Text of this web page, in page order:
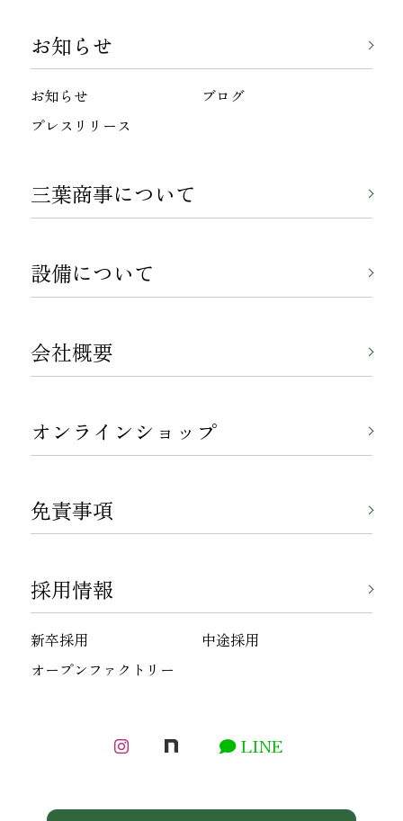
お知らせ
お知らせ
ブログ
プレスリリース
三葉商事について
設備について
会社概要
オンラインショップ
免責事項
採用情報
新卒採用
中途採用
オープンファクトリー
LINE